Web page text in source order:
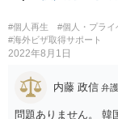
す。
#個人再生 #個人・プライ
#海外ビザ取得サポート
2022年8月1日
内藤 政信 弁
問題ありません。 韓